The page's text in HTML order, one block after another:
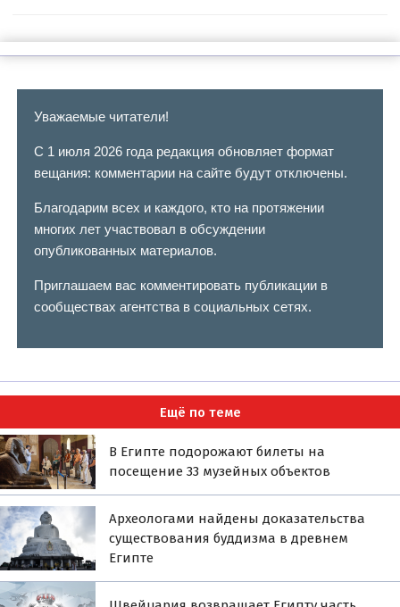
Уважаемые читатели!
С 1 июля 2026 года редакция обновляет формат
вещания: комментарии на сайте будут отключены.
Благодарим всех и каждого, кто на протяжении
многих лет участвовал в обсуждении
опубликованных материалов.
Приглашаем вас комментировать публикации в
сообществах агентства в социальных сетях.
Ещё по теме
В Египте подорожают билеты на
посещение 33 музейных объектов
Археологами найдены доказательства
существования буддизма в древнем
Египте